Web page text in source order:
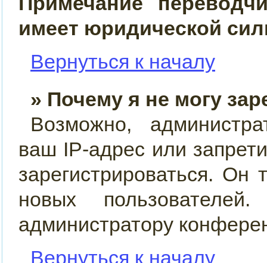
имеет юридической
Вернуться к началу
» Почему я не могу
Возможно,
ваш IP-адрес или
зарегистрироваться. Он
новых
администратору
Вернуться к началу